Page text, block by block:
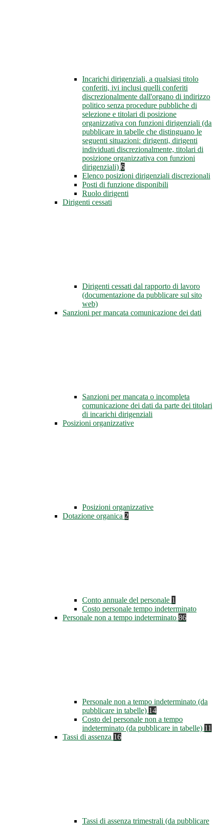
Incarichi dirigenziali, a qualsiasi titolo
conferiti, ivi inclusi quelli conferiti
discrezionalmente dall'organo di indirizzo
politico senza procedure pubbliche di
selezione e titolari di posizione
organizzativa con funzioni dirigenziali (da
pubblicare in tabelle che distinguano le
seguenti situazioni: dirigenti, dirigenti
individuati discrezionalmente, titolari di
posizione organizzativa con funzioni
dirigenziali) 6
Elenco posizioni dirigenziali discrezionali
Posti di funzione disponibili
Ruolo dirigenti
Dirigenti cessati
Dirigenti cessati dal rapporto di lavoro
(documentazione da pubblicare sul sito
web)
Sanzioni per mancata comunicazione dei dati
Sanzioni per mancata o incompleta
comunicazione dei dati da parte dei titolari
di incarichi dirigenziali
Posizioni organizzative
Posizioni organizzative
Dotazione organica 2
Conto annuale del personale 1
Costo personale tempo indeterminato
Personale non a tempo indeterminato 86
Personale non a tempo indeterminato (da
pubblicare in tabelle) 14
Costo del personale non a tempo
indeterminato (da pubblicare in tabelle) 11
Tassi di assenza 16
Tassi di assenza trimestrali (da pubblicare